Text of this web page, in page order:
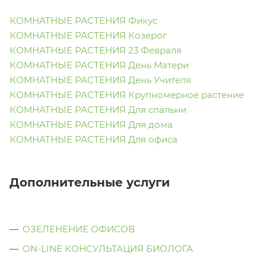
КОМНАТНЫЕ РАСТЕНИЯ Фикус
КОМНАТНЫЕ РАСТЕНИЯ Козерог
КОМНАТНЫЕ РАСТЕНИЯ 23 Февраля
КОМНАТНЫЕ РАСТЕНИЯ День Матери
КОМНАТНЫЕ РАСТЕНИЯ День Учителя
КОМНАТНЫЕ РАСТЕНИЯ Крупномерное растение
КОМНАТНЫЕ РАСТЕНИЯ Для спальни
КОМНАТНЫЕ РАСТЕНИЯ Для дома
КОМНАТНЫЕ РАСТЕНИЯ Для офиса
Дополнительные услуги
ОЗЕЛЕНЕНИЕ ОФИСОВ
ON-LINE КОНСУЛЬТАЦИЯ БИОЛОГА